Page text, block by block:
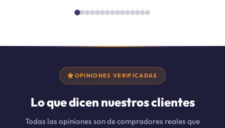
OPINIONES VERIFICADAS
Lo que dicen nuestros clientes
Todas las opiniones son de compradores reales que